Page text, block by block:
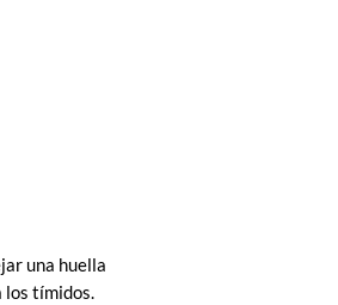
una huella
los tímidos.